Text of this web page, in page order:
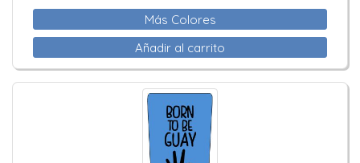
Más Colores
Añadir al carrito